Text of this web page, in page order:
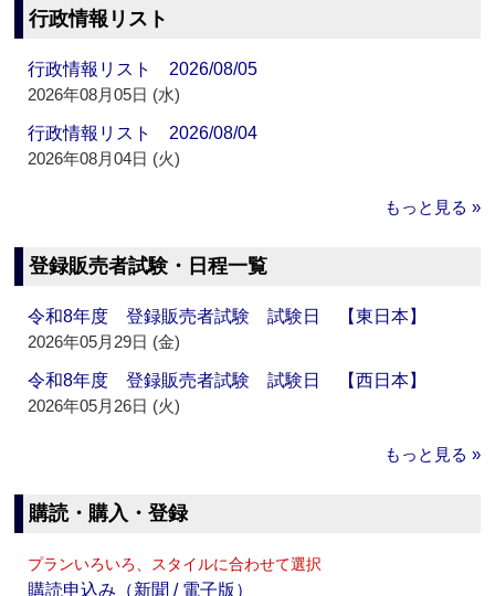
行政情報リスト
行政情報リスト 2026/08/05
2026年08月05日 (水)
行政情報リスト 2026/08/04
2026年08月04日 (火)
もっと見る »
登録販売者試験・日程一覧
令和8年度 登録販売者試験 試験日 【東日本】
2026年05月29日 (金)
令和8年度 登録販売者試験 試験日 【西日本】
2026年05月26日 (火)
もっと見る »
購読・購入・登録
プランいろいろ、スタイルに合わせて選択
購読申込み（新聞 / 電子版）